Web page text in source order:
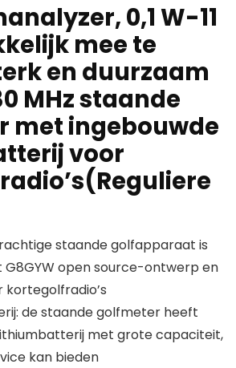
0,1 W-11
mee te
en duurzaam
MHz staande
met ingebouwde
voor
staande golfapparaat is
open source-ontwerp en
de staande golfmeter heeft
met grote capaciteit,
kan bieden